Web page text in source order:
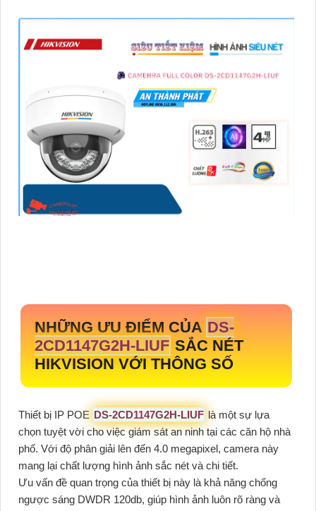
NHỮNG ƯU ĐIỂM CỦA DS-
2CD1147G2H-LIUF SẮC NÉT
HIKVISION VỚI THÔNG SỐ
Thiết bị IP POE DS-2CD1147G2H-LIUF là một sự lựa
chọn tuyệt vời cho việc giám sát an ninh tại các căn hộ nhà
phố. Với độ phân giải lên đến 4.0 megapixel, camera này
mang lại chất lượng hình ảnh sắc nét và chi tiết.
Ưu vấn đề quan trọng của thiết bị này là khả năng chống
ngược sáng DWDR 120db, giúp hình ảnh luôn rõ ràng và